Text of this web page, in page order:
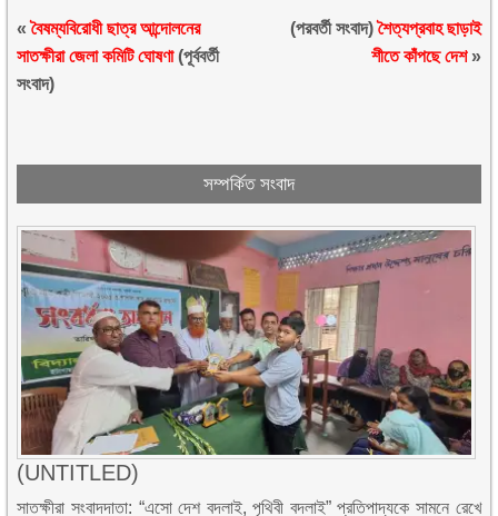
«বৈষম্যবিরোধী ছাত্র আন্দোলনের
সাতক্ষীরা জেলা কমিটি ঘোষণা(পূর্ববর্তী
সংবাদ)
(পরবর্তী সংবাদ)শৈত্যপ্রবাহ ছাড়াই
শীতে কাঁপছে দেশ»
সম্পর্কিত সংবাদ
(UNTITLED)
সাতক্ষীরা সংবাদদাতা: “এসো দেশ বদলাই, পৃথিবী বদলাই” প্রতিপাদ্যকে সামনে রেখে